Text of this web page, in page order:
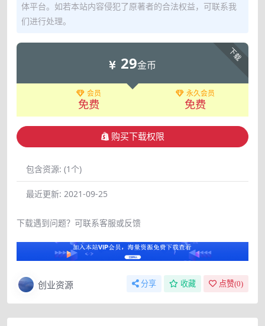
体平台。如若本站内容侵犯了原著者的合法权益，可联系我
们进行处理。
下载
29金币
会员
免费
永久会员
免费
购买下载权限
包含资源: (1个)
最近更新: 2021-09-25
下载遇到问题？可联系客服或反馈
创业资源 分享 收藏 点赞(0)